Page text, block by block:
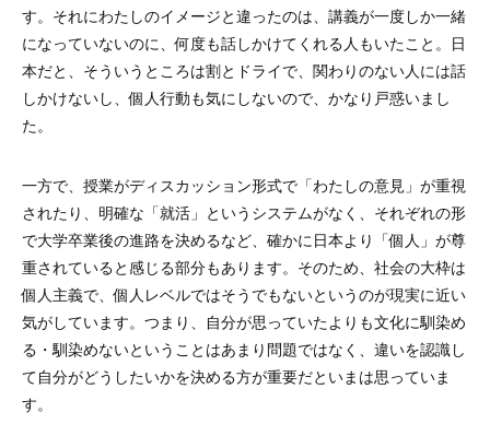
す。それにわたしのイメージと違ったのは、講義が一度しか一緒
になっていないのに、何度も話しかけてくれる人もいたこと。日
本だと、そういうところは割とドライで、関わりのない人には話
しかけないし、個人行動も気にしないので、かなり戸惑いまし
た。
一方で、授業がディスカッション形式で「わたしの意見」が重視
されたり、明確な「就活」というシステムがなく、それぞれの形
で大学卒業後の進路を決めるなど、確かに日本より「個人」が尊
重されていると感じる部分もあります。そのため、社会の大枠は
個人主義で、個人レベルではそうでもないというのが現実に近い
気がしています。つまり、自分が思っていたよりも文化に馴染め
る・馴染めないということはあまり問題ではなく、違いを認識し
て自分がどうしたいかを決める方が重要だといまは思っていま
す。